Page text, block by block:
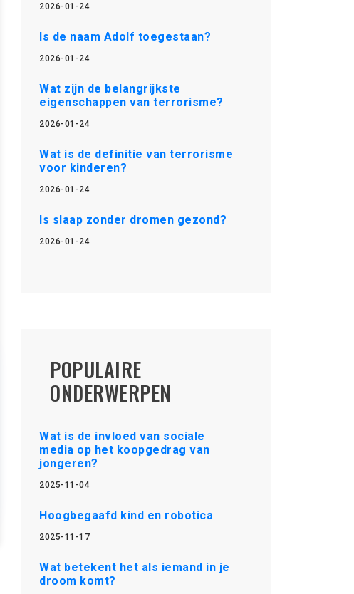
2026-01-24
Is de naam Adolf toegestaan?
2026-01-24
Wat zijn de belangrijkste
eigenschappen van terrorisme?
2026-01-24
Wat is de definitie van terrorisme
voor kinderen?
2026-01-24
Is slaap zonder dromen gezond?
2026-01-24
POPULAIRE
ONDERWERPEN
Wat is de invloed van sociale
media op het koopgedrag van
jongeren?
2025-11-04
Hoogbegaafd kind en robotica
2025-11-17
Wat betekent het als iemand in je
droom komt?